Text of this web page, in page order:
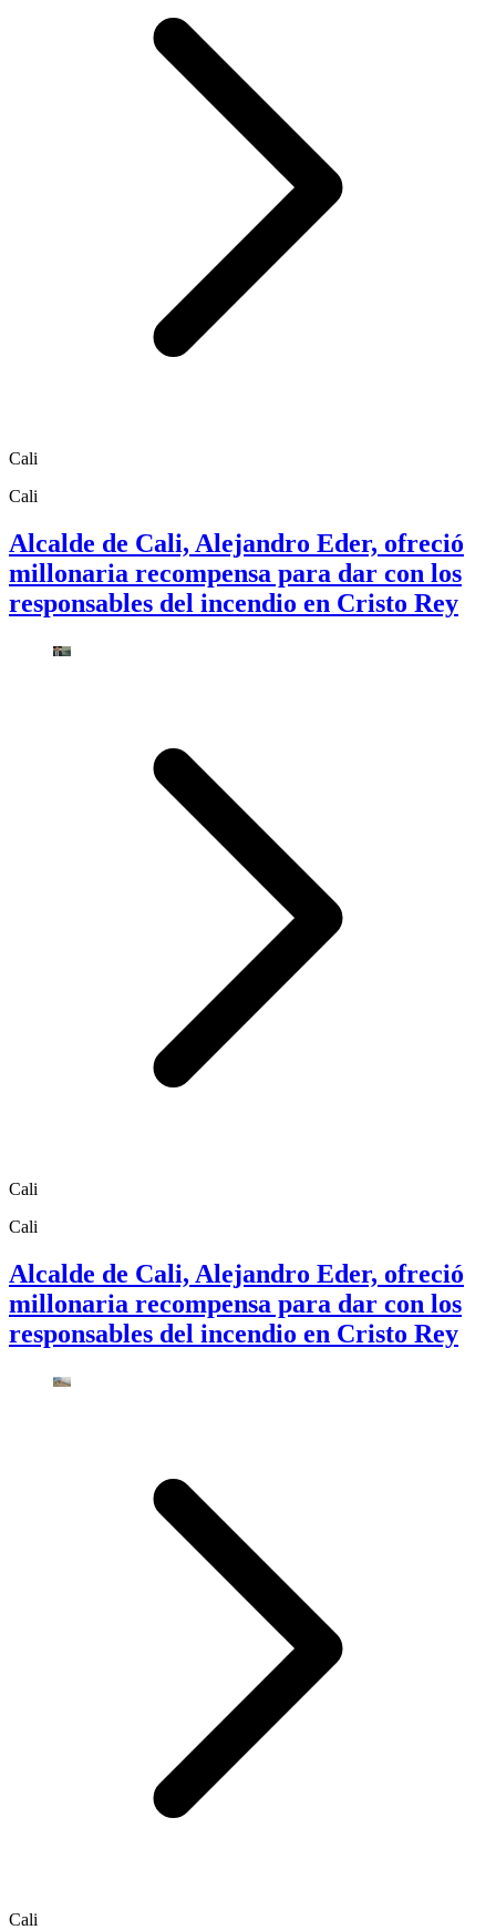
Cali
Cali
Alcalde de Cali, Alejandro Eder, ofreció
millonaria recompensa para dar con los
responsables del incendio en Cristo Rey
Cali
Cali
Alcalde de Cali, Alejandro Eder, ofreció
millonaria recompensa para dar con los
responsables del incendio en Cristo Rey
Cali